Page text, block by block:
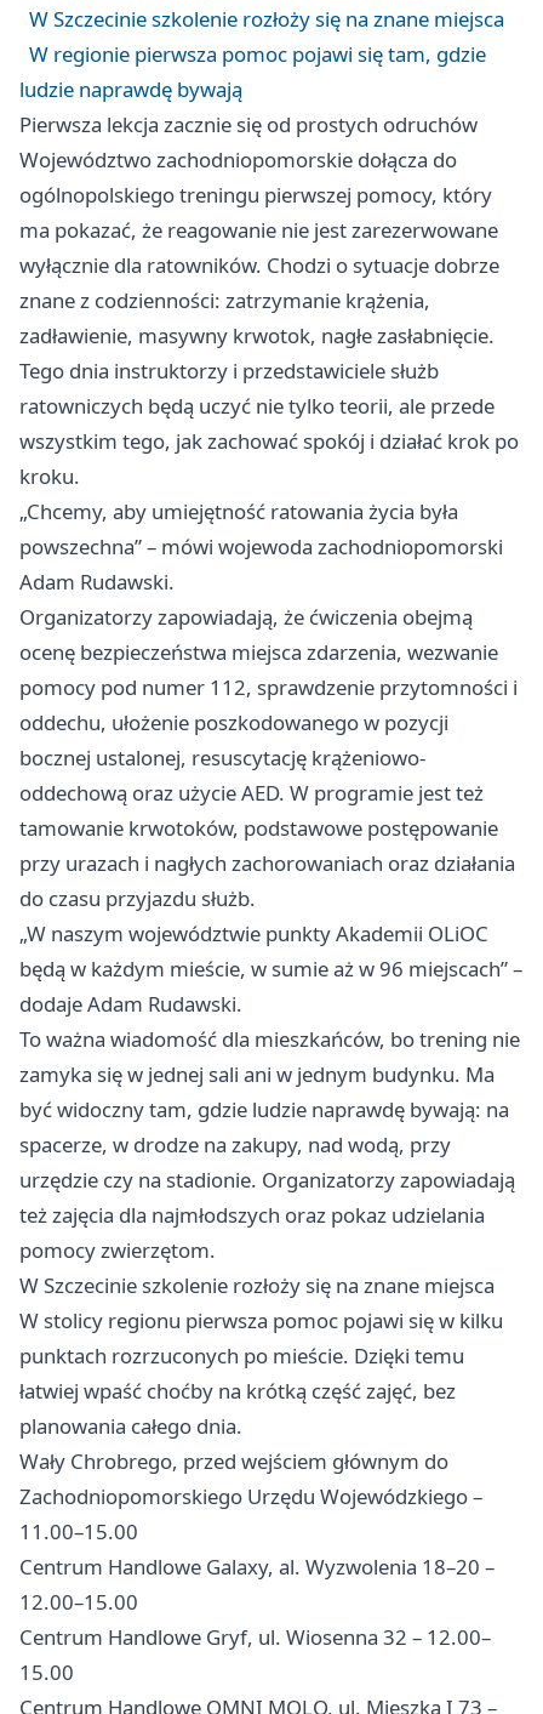
W Szczecinie szkolenie rozłoży się na znane miejsca
W regionie pierwsza pomoc pojawi się tam, gdzie
ludzie naprawdę bywają
Pierwsza lekcja zacznie się od prostych odruchów
Województwo zachodniopomorskie dołącza do
ogólnopolskiego treningu pierwszej pomocy, który
ma pokazać, że reagowanie nie jest zarezerwowane
wyłącznie dla ratowników. Chodzi o sytuacje dobrze
znane z codzienności: zatrzymanie krążenia,
zadławienie, masywny krwotok, nagłe zasłabnięcie.
Tego dnia instruktorzy i przedstawiciele służb
ratowniczych będą uczyć nie tylko teorii, ale przede
wszystkim tego, jak zachować spokój i działać krok po
kroku.
„Chcemy, aby umiejętność ratowania życia była
powszechna” – mówi wojewoda zachodniopomorski
Adam Rudawski.
Organizatorzy zapowiadają, że ćwiczenia obejmą
ocenę bezpieczeństwa miejsca zdarzenia, wezwanie
pomocy pod numer 112, sprawdzenie przytomności i
oddechu, ułożenie poszkodowanego w pozycji
bocznej ustalonej, resuscytację krążeniowo-
oddechową oraz użycie AED. W programie jest też
tamowanie krwotoków, podstawowe postępowanie
przy urazach i nagłych zachorowaniach oraz działania
do czasu przyjazdu służb.
„W naszym województwie punkty Akademii OLiOC
będą w każdym mieście, w sumie aż w 96 miejscach” –
dodaje Adam Rudawski.
To ważna wiadomość dla mieszkańców, bo trening nie
zamyka się w jednej sali ani w jednym budynku. Ma
być widoczny tam, gdzie ludzie naprawdę bywają: na
spacerze, w drodze na zakupy, nad wodą, przy
urzędzie czy na stadionie. Organizatorzy zapowiadają
też zajęcia dla najmłodszych oraz pokaz udzielania
pomocy zwierzętom.
W Szczecinie szkolenie rozłoży się na znane miejsca
W stolicy regionu pierwsza pomoc pojawi się w kilku
punktach rozrzuconych po mieście. Dzięki temu
łatwiej wpaść choćby na krótką część zajęć, bez
planowania całego dnia.
Wały Chrobrego, przed wejściem głównym do
Zachodniopomorskiego Urzędu Wojewódzkiego –
11.00–15.00
Centrum Handlowe Galaxy, al. Wyzwolenia 18–20 –
12.00–15.00
Centrum Handlowe Gryf, ul. Wiosenna 32 – 12.00–
15.00
Centrum Handlowe OMNI MOLO, ul. Mieszka I 73 –